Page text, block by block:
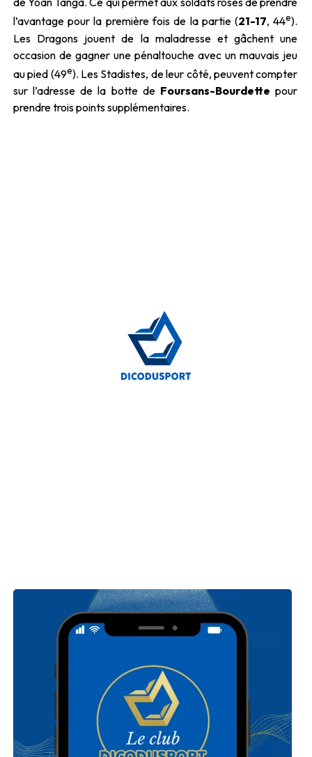
l’avantage pour la première fois de la partie (21-17, 44e).
Les Dragons jouent de la maladresse et gâchent une
occasion de gagner une pénaltouche avec un mauvais jeu
au pied (49e). Les Stadistes, de leur côté, peuvent compter
sur l’adresse de la botte de Foursans-Bourdettepour
prendre trois points supplémentaires.